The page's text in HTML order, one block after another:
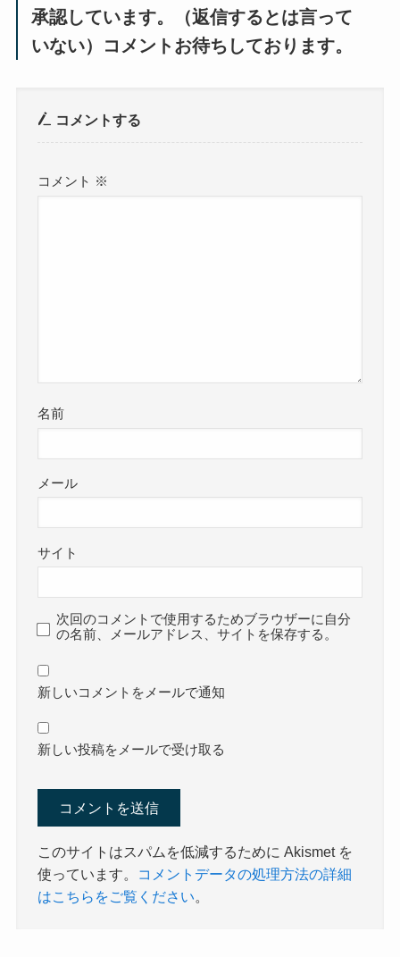
承認しています。（返信するとは言って
いない）コメントお待ちしております。
コメントする
コメント ※
名前
メール
サイト
次回のコメントで使用するためブラウザーに自分
の名前、メールアドレス、サイトを保存する。
新しいコメントをメールで通知
新しい投稿をメールで受け取る
このサイトはスパムを低減するために Akismet を
使っています。
コメントデータの処理方法の詳細
はこちらをご覧ください。